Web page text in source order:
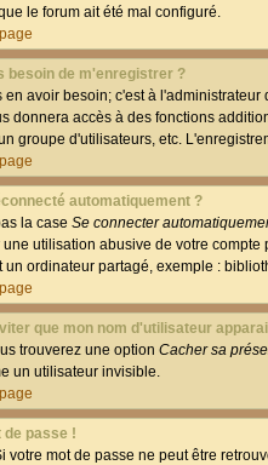
le forum ait été mal configuré.
besoin de m'enregistrer ?
en avoir besoin; c'est à
donnera accès à des fonctions
groupe d'utilisateurs, etc.
automatiquement ?
la case Se connecter
utilisation abusive de votre
un ordinateur partagé, exemple :
que mon nom d'utilisateur
trouverez une option Cacher sa
un utilisateur invisible.
de passe !
votre mot de passe ne peut être